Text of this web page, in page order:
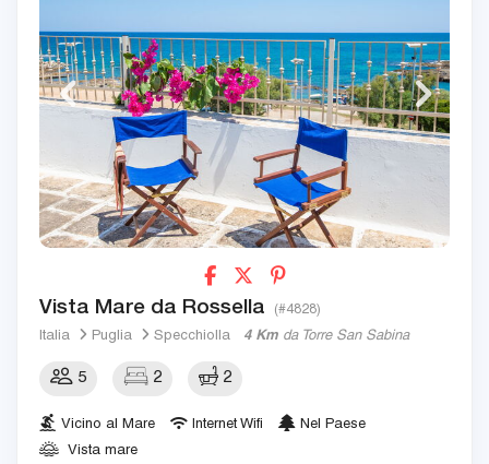
Vista Mare da Rossella (#4828)
Italia Puglia Specchiolla 4 Km da Torre San Sabina
5 2 2
Vicino al Mare Internet Wifi
Nel Paese
Vista mare